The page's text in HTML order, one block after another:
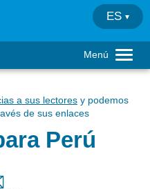
Menú
ES
a sus lectores y podemos
de sus enlaces
Perú